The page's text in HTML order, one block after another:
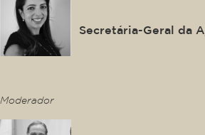
Secretária-Geral da
Moderador